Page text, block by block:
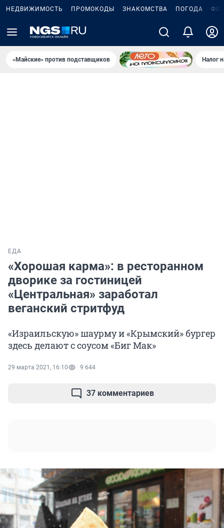
НЕДВИЖИМОСТЬ ПРОМОКОДЫ ЗНАКОМСТВА ПОГОДА
«Майские» против подставщиков Налог
ЕДА
«Хорошая карма»: в ресторанном
дворике за гостиницей
«Центральная» заработал
веганский стритфуд
«Израильскую» шаурму и «Крымский» бургер
здесь делают с соусом «Биг Мак»
29 марта 2021, 16:10 9 644
37 комментариев